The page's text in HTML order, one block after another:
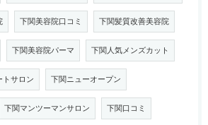
下関美容院口コミ 下関髪質改善美容院
下関美容院パーマ 下関人気メンズカット
トサロン 下関ニューオープン
下関マンツーマンサロン 下関口コミ